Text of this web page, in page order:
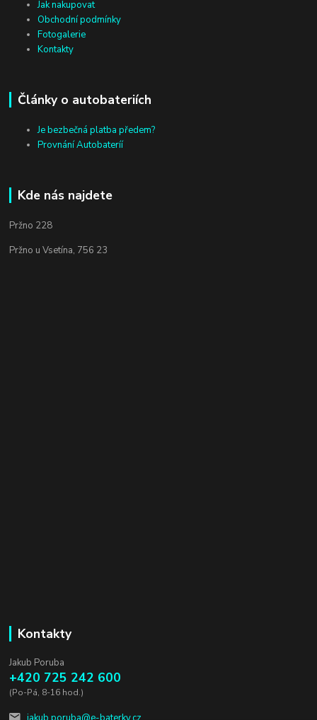
Jak nakupovat
Obchodní podmínky
Fotogalerie
Kontakty
Články o autobateriích
Je bezbečná platba předem?
Provnání Autobateríí
Kde nás najdete
Pržno 228
Pržno u Vsetína, 756 23
Kontakty
Jakub Poruba
+420 725 242 600
(Po-Pá, 8-16 hod.)